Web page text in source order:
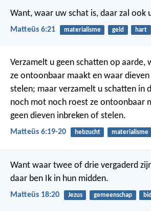
Want, waar uw schat is, daar zal ook
Matteüs 6:21 materialisme geld hart
Verzamelt u geen schatten op aarde,
ze ontoonbaar maakt en waar dieven
stelen; maar verzamelt u schatten in
noch mot noch roest ze ontoonbaar
geen dieven inbreken of stelen.
Matteüs 6:19-20 hebzucht materialisme
Want waar twee of drie vergaderd
daar ben Ik in hun midden.
Matteüs 18:20 Jezus gemeenschap